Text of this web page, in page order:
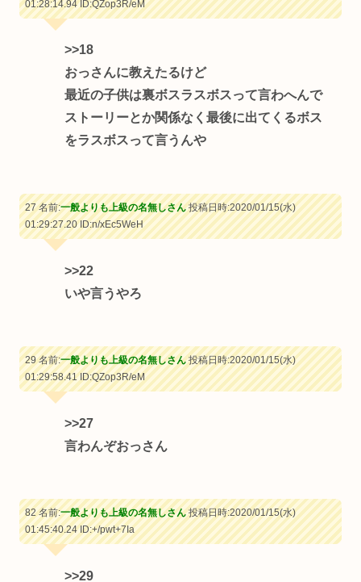
01:28:14.94ID:QZop3R/eM
>>18
おっさんに教えたるけど
最近の子供は裏ボスラスボスって言わへんで
ストーリーとか関係なく最後に出てくるボス
をラスボスって言うんや
27 名前:一般よりも上級の名無しさん投稿日時:2020/01/15(水)
01:29:27.20ID:n/xEc5WeH
>>22
いや言うやろ
29 名前:一般よりも上級の名無しさん投稿日時:2020/01/15(水)
01:29:58.41ID:QZop3R/eM
>>27
言わんぞおっさん
82 名前:一般よりも上級の名無しさん投稿日時:2020/01/15(水)
01:45:40.24ID:+/pwt+7Ia
>>29